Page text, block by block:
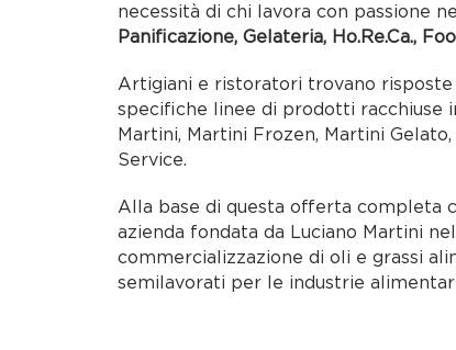
necessità di chi lavora con passione
Panificazione, Gelateria, Ho.Re.Ca.,
Artigiani e ristoratori trovano
specifiche linee di prodotti racchiuse
Martini, Martini Frozen, Martini
Service.
Alla base di questa offerta completa
azienda fondata da Luciano Martini
commercializzazione di oli e grassi
semilavorati per le industrie